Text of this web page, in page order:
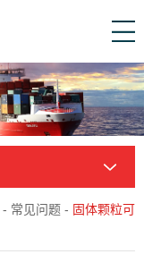
- 常见问题 - 固体颗粒可